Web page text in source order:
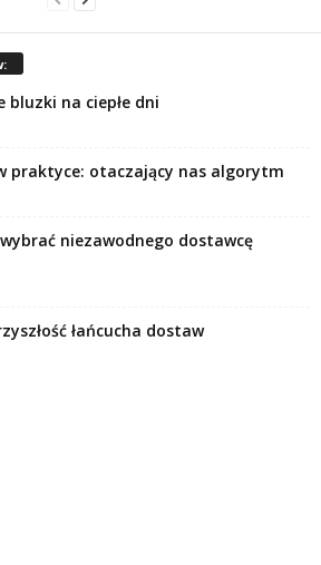
na ciepłe dni
praktyce: otaczający nas algorytm
niezawodnego dostawcę
łańcucha dostaw